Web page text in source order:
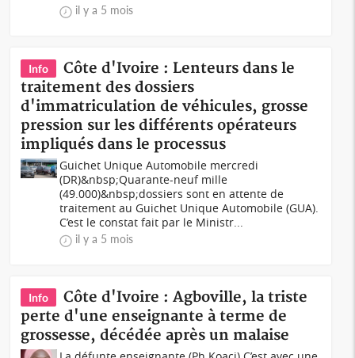
il y a 5 mois
Info
Côte d'Ivoire : Lenteurs dans le
traitement des dossiers
d'immatriculation de véhicules, grosse
pression sur les différents opérateurs
impliqués dans le processus
Guichet Unique Automobile mercredi
(DR)&nbsp;Quarante-neuf mille
(49.000)&nbsp;dossiers sont en attente de
traitement au Guichet Unique Automobile (GUA).
C’est le constat fait par le Ministr...
il y a 5 mois
Info
Côte d'Ivoire : Agboville, la triste
perte d'une enseignante à terme de
grossesse, décédée après un malaise